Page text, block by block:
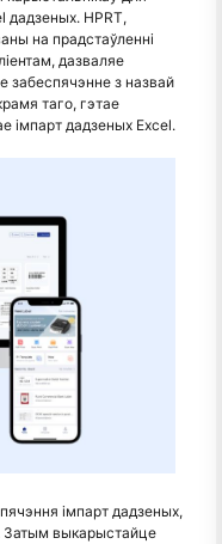
дадзеных. HPRT,
на прадстаўленні
дазваляе
забеспячэнне з назвай
таго, гэтае
імпарт дадзеных Excel.
імпарт дадзеных,
Затым выкарыстайце